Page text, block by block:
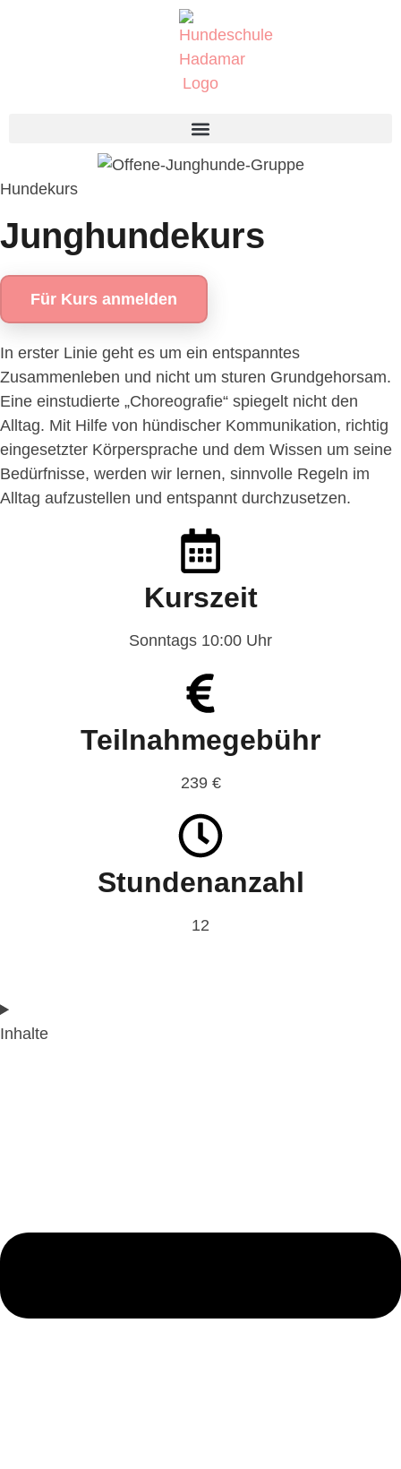
Hundekurs
Junghundekurs
Für Kurs anmelden
In erster Linie geht es um ein entspanntes
Zusammenleben und nicht um sturen Grundgehorsam.
Eine einstudierte „Choreografie“ spiegelt nicht den
Alltag. Mit Hilfe von hündischer Kommunikation, richtig
eingesetzter Körpersprache und dem Wissen um seine
Bedürfnisse, werden wir lernen, sinnvolle Regeln im
Alltag aufzustellen und entspannt durchzusetzen.
Kurszeit
Sonntags 10:00 Uhr
Teilnahmegebühr
239 €
Stundenanzahl
12
Inhalte